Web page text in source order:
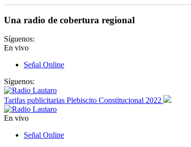
Una radio de cobertura regional
Síguenos:
En vivo
Señal Online
Síguenos:
Tarifas publicitarias Plebiscito Constitucional 2022
En vivo
Señal Online